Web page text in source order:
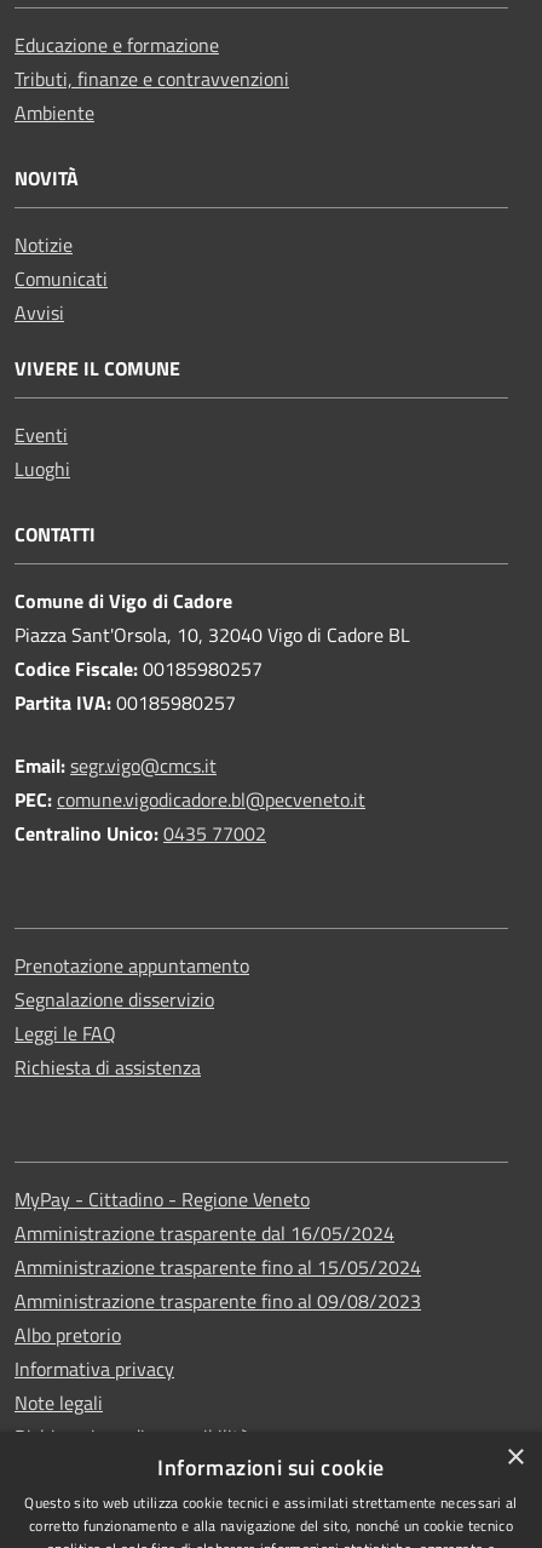
Educazione e formazione
Tributi, finanze e contravvenzioni
Ambiente
NOVITÀ
Notizie
Comunicati
Avvisi
VIVERE IL COMUNE
Eventi
Luoghi
CONTATTI
Comune di Vigo di Cadore
Piazza Sant'Orsola, 10, 32040 Vigo di Cadore BL
Codice Fiscale:00185980257
Partita IVA:00185980257
Email:segr.vigo@cmcs.it
PEC:comune.vigodicadore.bl@pecveneto.it
Centralino Unico:0435 77002
Prenotazione appuntamento
Segnalazione disservizio
Leggi le FAQ
Richiesta di assistenza
MyPay - Cittadino - Regione Veneto
Amministrazione trasparente dal 16/05/2024
Amministrazione trasparente fino al 15/05/2024
Amministrazione trasparente fino al 09/08/2023
Albo pretorio
Informativa privacy
Note legali
Dichiarazione di accessibilità
×
Informazioni sui cookie
Questo sito web utilizza cookie tecnici e assimilati strettamente necessari al
corretto funzionamento e alla navigazione del sito, nonché un cookie tecnico